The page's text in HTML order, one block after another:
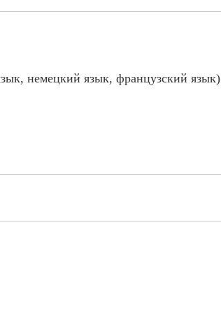
немецкий язык, французский язык)